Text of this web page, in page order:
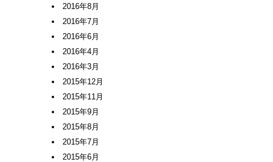
2016年8月
2016年7月
2016年6月
2016年4月
2016年3月
2015年12月
2015年11月
2015年9月
2015年8月
2015年7月
2015年6月